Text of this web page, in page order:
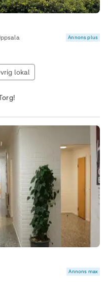
Annons plus
lokal
Annons max